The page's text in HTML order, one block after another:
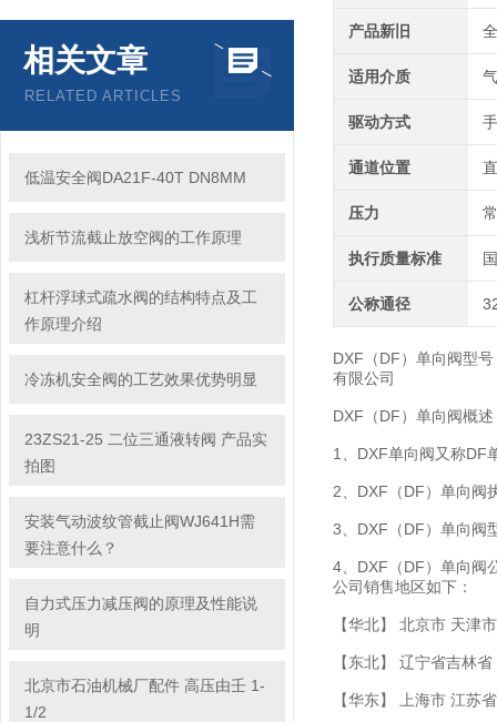
相关文章
RELATED ARTICLES
低温安全阀DA21F-40T DN8MM
浅析节流截止放空阀的工作原理
杠杆浮球式疏水阀的结构特点及工
作原理介绍
冷冻机安全阀的工艺效果优势明显
23ZS21-25 二位三通液转阀 产品实
拍图
安装气动波纹管截止阀WJ641H需
要注意什么？
自力式压力减压阀的原理及性能说
明
北京市石油机械厂配件 高压由壬 1-
1/2
产品新旧
适用介质
驱动方式
通道位置
压力
执行质量标准
公称通径
DXF（DF）单向阀型
有限公司
DXF（DF）单向阀概述
1、DXF单向阀又称DF
2、DXF（DF）单向阀
3、DXF（DF）单向阀
4、DXF（DF）单向阀
公司销售地区如下：
【华北】 北京市 天津
【东北】 辽宁省吉林
【华东】 上海市 江苏